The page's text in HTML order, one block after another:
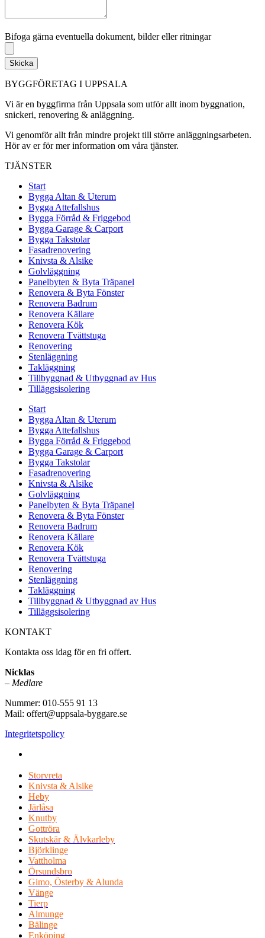
Bifoga gärna eventuella dokument, bilder eller ritningar
Skicka
BYGGFÖRETAG I UPPSALA
Vi är en byggfirma från Uppsala som utför allt inom byggnation,
snickeri, renovering & anläggning.
Vi genomför allt från mindre projekt till större anläggningsarbeten.
Hör av er för mer information om våra tjänster.
TJÄNSTER
Start
Bygga Altan & Uterum
Bygga Attefallshus
Bygga Förråd & Friggebod
Bygga Garage & Carport
Bygga Takstolar
Fasadrenovering
Knivsta & Alsike
Golvläggning
Panelbyten & Byta Träpanel
Renovera & Byta Fönster
Renovera Badrum
Renovera Källare
Renovera Kök
Renovera Tvättstuga
Renovering
Stenläggning
Takläggning
Tillbyggnad & Utbyggnad av Hus
Tilläggsisolering
Start
Bygga Altan & Uterum
Bygga Attefallshus
Bygga Förråd & Friggebod
Bygga Garage & Carport
Bygga Takstolar
Fasadrenovering
Knivsta & Alsike
Golvläggning
Panelbyten & Byta Träpanel
Renovera & Byta Fönster
Renovera Badrum
Renovera Källare
Renovera Kök
Renovera Tvättstuga
Renovering
Stenläggning
Takläggning
Tillbyggnad & Utbyggnad av Hus
Tilläggsisolering
KONTAKT
Kontakta oss idag för en fri offert.
Nicklas
– Medlare
Nummer: 010-555 91 13
Mail: offert@uppsala-byggare.se
Integritetspolicy
Storvreta
Knivsta & Alsike
Heby
Järlåsa
Knutby
Gottröra
Skutskär & Älvkarleby
Björklinge
Vattholma
Örsundsbro
Gimo, Österby & Alunda
Vänge
Tierp
Almunge
Bälinge
Enköping